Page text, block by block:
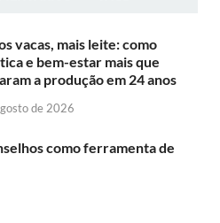
vacas, mais leite: como
e bem-estar mais que
a produção em 24 anos
de 2026
como ferramenta de